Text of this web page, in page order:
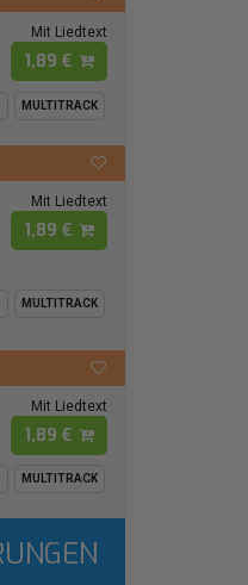
Mit Liedtext
1,89 €
MULTITRACK
Mit Liedtext
1,89 €
MULTITRACK
Mit Liedtext
1,89 €
MULTITRACK